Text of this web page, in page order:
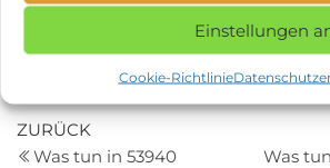
Einstellungen
Cookie-Richtlinie
Wedding und die Umgebung bieten
Möglichkeiten. Mit seiner
und so Ihren Urlaub noch vielseitiger
Beitragsnavigation
Vorheriger
Beitrag
ZURÜCK
Was tun in 53940
Was